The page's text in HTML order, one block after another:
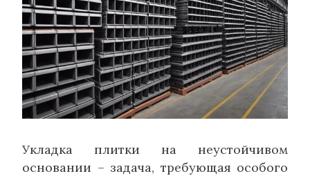
Укладка плитки на неустойчивом
основании – задача, требующая особого